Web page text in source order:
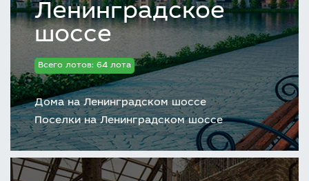
Ленинградское
шоссе
Всего лотов: 64 лота
Дома на Ленинградском шоссе
Поселки на Ленинградском шоссе